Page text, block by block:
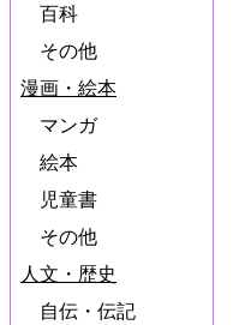
百科
その他
漫画・絵本
マンガ
絵本
児童書
その他
人文・歴史
自伝・伝記